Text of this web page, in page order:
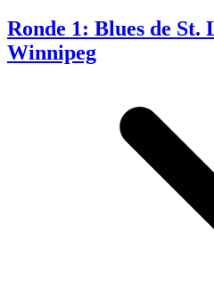
Ronde 1: Blues de St.
Winnipeg